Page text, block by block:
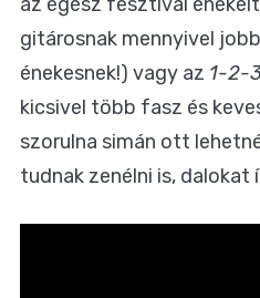
gitárosnak mennyivel
énekesnek!) vagy az 1-2-
kicsivel több fasz és
szorulna simán ott
tudnak zenélni is, dalokat